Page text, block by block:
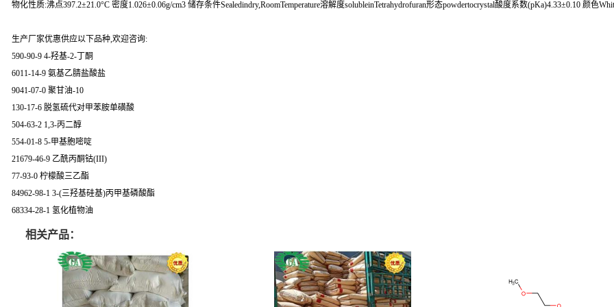
物化性质:沸点397.2±21.0°C 密度1.026±0.06g/cm3 储存条件Sealedindry,RoomTemperature溶解度solubleinTetrahydrofuran形态powdertocrystal酸度系数(pKa)4.33±0.10 颜色
生产厂家优惠供应以下品种,欢迎咨询:
590-90-9 4-羟基-2-丁酮
6011-14-9 氨基乙腈盐酸盐
9041-07-0 聚甘油-10
130-17-6 脱氢硫代对甲苯胺单磺酸
504-63-2 1,3-丙二醇
554-01-8 5-甲基胞嘧啶
21679-46-9 乙酰丙酮钴(III)
77-93-0 柠檬酸三乙酯
84962-98-1 3-(三羟基硅基)丙甲基磷酸酯
68334-28-1 氢化植物油
相关产品：